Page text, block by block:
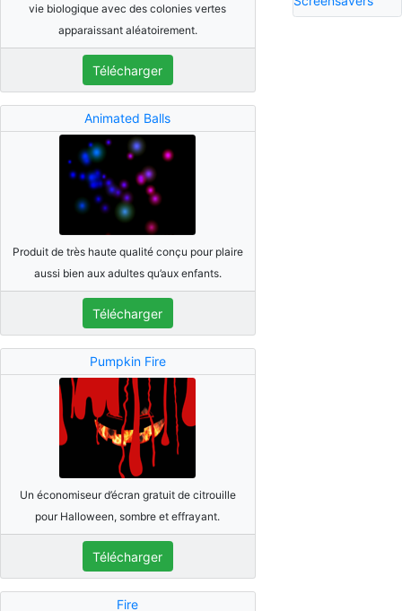
vie biologique avec des colonies vertes
apparaissant aléatoirement.
Télécharger
Animated Balls
Produit de très haute qualité conçu pour plaire
aussi bien aux adultes qu’aux enfants.
Télécharger
Pumpkin Fire
Un économiseur d’écran gratuit de citrouille
pour Halloween, sombre et effrayant.
Télécharger
Fire